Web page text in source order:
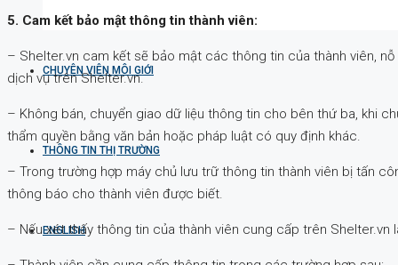
CHUYÊN VIÊN MÔI GIỚI
THÔNG TIN THỊ TRƯỜNG
ENGLISH
5. Cam kết bảo mật thông tin thành viên:
– Shelter.vn cam kết sẽ bảo mật các thông tin của thành viên,
dịch vụ trên Shelter.vn.
– Không bán, chuyển giao dữ liệu thông tin cho bên thứ ba, khi
thẩm quyền bằng văn bản hoặc pháp luật có quy định khác.
– Trong trường hợp máy chủ lưu trữ thông tin thành viên bị tấn
thông báo cho thành viên được biết.
– Nếu xét thấy thông tin của thành viên cung cấp trên